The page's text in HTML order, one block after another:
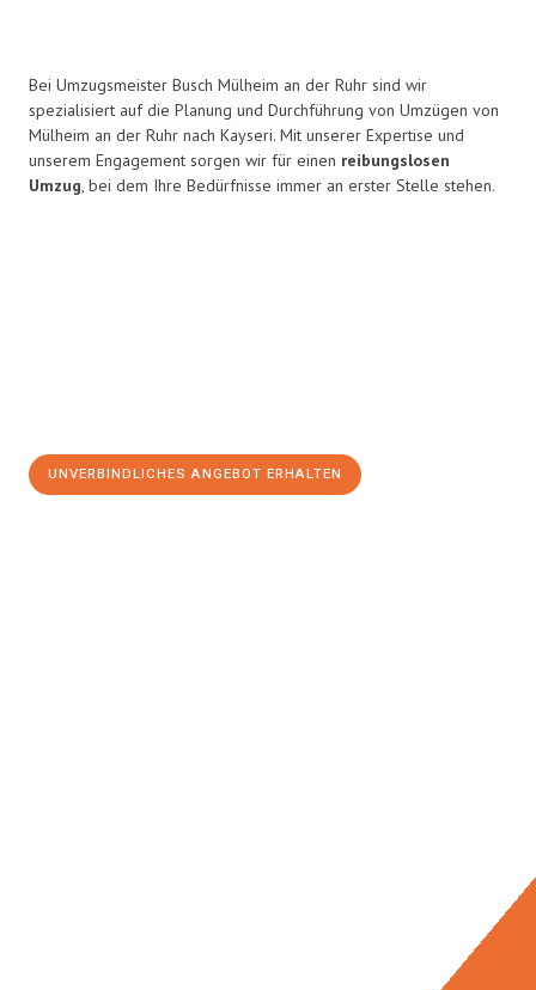
Bei Umzugsmeister Busch Mülheim an der Ruhr sind wir
spezialisiert auf die Planung und Durchführung von Umzügen von
Mülheim an der Ruhr nach Kayseri. Mit unserer Expertise und
unserem Engagement sorgen wir für einen reibungslosen
Umzug, bei dem Ihre Bedürfnisse immer an erster Stelle stehen.
UNVERBINDLICHES ANGEBOT ERHALTEN